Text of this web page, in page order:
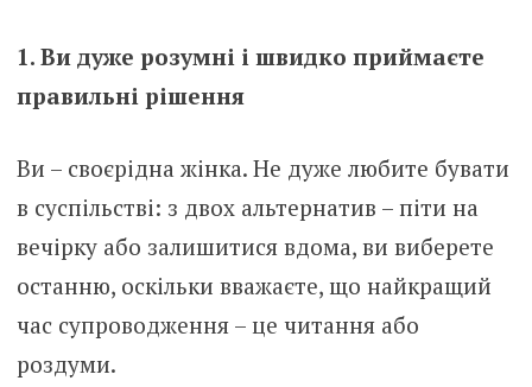
1. Ви дуже розумні і швидко приймаєте
правильні рішення
Ви – своєрідна жінка. Не дуже любите бувати
в суспільстві: з двох альтернатив – піти на
вечірку або залишитися вдома, ви виберете
останню, оскільки вважаєте, що найкращий
час супроводження – це читання або
роздуми.